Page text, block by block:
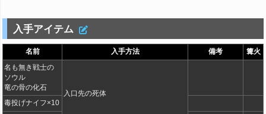
入手アイテム
名前 入手方法 備考
篝火
名も無き戦士の
ソウル
竜の骨の化石
入口先の死体
毒投げナイフ×10